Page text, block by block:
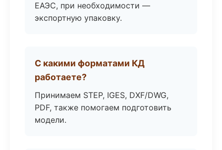
ЕАЭС, при необходимости —
экспортную упаковку.
С какими форматами КД
работаете?
Принимаем STEP, IGES, DXF/DWG,
PDF, также помогаем подготовить
модели.